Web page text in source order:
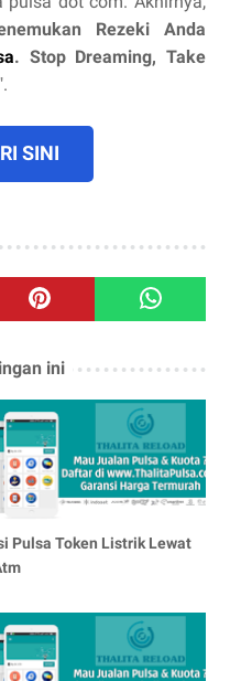
Rezeki Anda
. Stop Dreaming, Take
".
SINI
ini
Pulsa Token Listrik Lewat